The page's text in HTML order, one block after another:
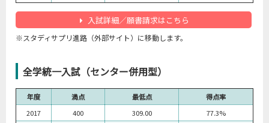
入試詳細／願書請求はこちら
※スタディサプリ進路（外部サイト）に移動します。
全学統一入試（センター併用型）
年度 満点 最低点
得点率
2017
400 309.00
77.3%